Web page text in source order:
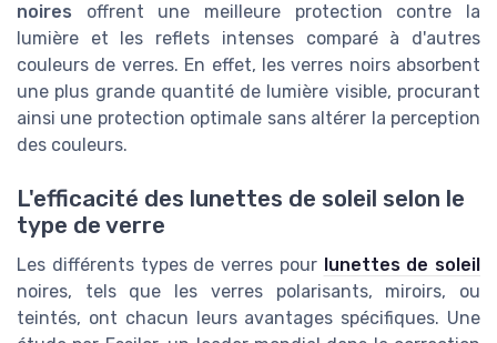
noires offrent une meilleure protection contre la
lumière et les reflets intenses comparé à d'autres
couleurs de verres. En effet, les verres noirs absorbent
une plus grande quantité de lumière visible, procurant
ainsi une protection optimale sans altérer la perception
des couleurs.
L'efficacité des lunettes de soleil selon le
type de verre
Les différents types de verres pour lunettes de soleil
noires, tels que les verres polarisants, miroirs, ou
teintés, ont chacun leurs avantages spécifiques. Une